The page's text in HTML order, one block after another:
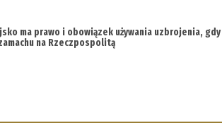
ma prawo i obowiązek używania uzbrojenia, gdy
na Rzeczpospolitą